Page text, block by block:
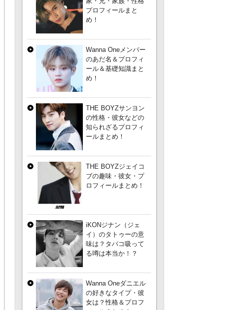
プロフィールまと
め！
Wanna Oneメンバー
のあだ名＆プロフィ
ール＆基礎知識まと
め！
THE BOYZサンヨン
の性格・彼女などの
知られざるプロフィ
ールまとめ！
THE BOYZジェイコ
ブの趣味・彼女・プ
ロフィールまとめ！
iKONジナン（ジェ
イ）のタトゥーの意
味は？タバコ吸って
る噂は本当か！？
Wanna Oneダニエル
の好きなタイプ・彼
女は？性格＆プロフ